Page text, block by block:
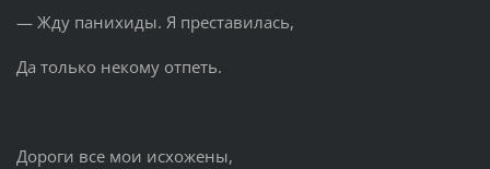
— Жду панихиды. Я преставилась,
Да только некому отпеть.
Дороги все мои исхожены,